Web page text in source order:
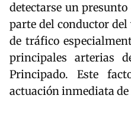
detectarse un presunto
parte del conductor
de tráfico
principales arterias
Principado. Este
actuación inmediata de